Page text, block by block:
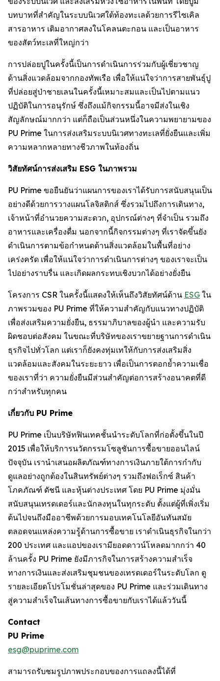
บทบาทที่สำคัญในระบบนิเวศใต้ท้องทะเลด้วยการรีไซเคิล
สารอาหาร เติมอากาศลงในโคลนตะกอน และเป็นอาหาร
ของสัตว์ทะเลที่ใหญ่กว่า
การปล่อยปูในครั้งนี้เป็นการดำเนินการร่วมกับผู้เชี่ยวชาญ
ด้านสิ่งแวดล้อมจากกองทัพเรือ เพื่อให้แน่ใจว่าการสายพันธ์ุปู
ที่ปล่อยสู่ป่าชายเลนในครั้งนี้เหมาะสมและเป็นไปตามแนว
ปฏิบัติในการอนุรักษ์ ซึ่งถึงแม้กิจกรรมนี้อาจมีส่งในเชิง
สัญลักษณ์มากกว่า แต่ก็ถือเป็นส่วนหนึ่งในความพยายามของ
PU Prime ในการส่งเสริมระบบนิเวศทางทะเลที่ยั่งยืนและเพิ่ม
ความหลากหลายทางชีวภาพในท้องถิ่น
วิสัยทัศน์การส่งเสริม ESG ในภาพรวม
PU Prime ขอยืนยันว่าแผนการของเราได้รับการสนับสนุนเป็น
อย่างดีด้วยการวางแผนโลจิสติกส์ ซึ่งรวมไปถึงการเดินทาง,
เจ้าหน้าที่อำนวยความสะดวก, อุปกรณ์ต่างๆ ที่จำเป็น รวมถึง
อาหารและเครื่องดื่ม นอกจากนี้กิจกรรมต่างๆ ที่เราจัดขึ้นยัง
ดำเนินการตามข้อกำหนดด้านสิ่งแวดล้อมในพื้นที่อย่าง
เคร่งครัด เพื่อให้แน่ใจว่าการดำเนินการต่างๆ ของเราจะเป็น
ไปอย่างราบรื่น และเกิดผลกระทบเชิงบวกได้อย่างยั่งยืน
โครงการ CSR ในครั้งนี้แสดงให้เห็นถึงวิสัยทัศน์ด้าน ESG ใน
ภาพรวมของ PU Prime ที่ให้ความสำคัญกับแนวทางปฏิบัติ
เพื่อส่งเสริมความยั่งยืน, ธรรมาภิบาลของผู้นำ และความรับ
ผิดชอบต่อสังคม ในขณะที่บริษัทของเราขยายฐานการดำเนิน
ธุรกิจไปทั่วโลก แต่เราก็ยังคงทุ่มเทให้กับการส่งเสริมสิ่ง
แวดล้อมและสังคมในระยะยาว เพื่อเป็นการตอกย้ำความเชื่อ
ของเราที่ว่า ความยั่งยืนมีส่วนสำคัญต่อการสร้างอนาคตที่ดี
กว่าสำหรับทุกคน
เกี่ยวกับ PU Prime
PU Prime เป็นบริษัทฟินเทคชั้นนำระดับโลกที่ก่อตั้งขึ้นในปี
2015 เพื่อให้บริการนวัตกรรมโซลูชันการซื้อขายออนไลน์
ปัจจุบัน เรานำเสนอผลิตภัณฑ์ทางการเงินภายใต้การกำกับ
ดูแลอย่างถูกต้องในสินทรัพย์ต่างๆ รวมถึงฟอเร็กซ์ สินค้า
โภคภัณฑ์ ดัชนี และหุ้นต่างประเทศ โดย PU Prime มุ่งมั่น
สนับสนุนเทรดเดอร์และนักลงทุนในทุกระดับ ตั้งแต่ผู้ที่เพิ่งเริ่ม
ต้นไปจนถึงมืออาชีพด้วยการมอบเทคโนโลยีอันทันสมัย
ตลอดจนแหล่งความรู้ด้านการซื้อขาย เราดำเนินธุรกิจในกว่า
200 ประเทศ และแอปของเรามียอดดาวน์โหลดมากกว่า 40
ล้านครั้ง PU Prime ยังมีภารกิจในการสร้างความสำเร็จ
ทางการเงินและส่งเสริมชุมชนของเทรดเดอร์ในระดับโลก ดู
รายละเอียดโปรโมชั่นล่าสุดของ PU Prime และร่วมเดินทาง
สู่ความสำเร็จในเส้นทางการซื้อขายกับเราได้แล้ววันนี้
Contact
PU Prime
esg@puprime.com
สามารถรับชมรูปภาพประกอบของการแถลงนี้ได้ที่